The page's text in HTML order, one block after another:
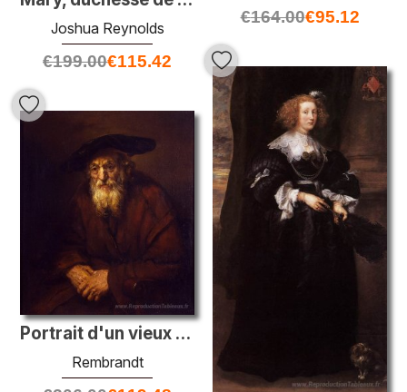
Joshua Reynolds
€199.00€115.42
€164.00€95.12
Portrait d'un vieux juif
Rembrandt